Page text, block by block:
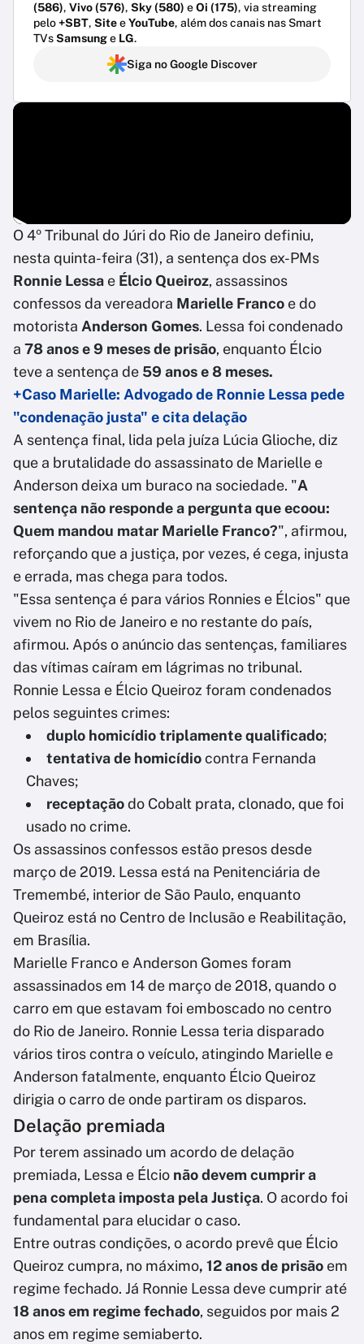
(586), Vivo (576), Sky (580) eOi (175), via streaming
pelo+SBT, SiteeYouTube, além dos canais nas Smart
TVsSamsunge LG.
Siga no Google Discover
O 4º Tribunal do Júri do Rio de Janeiro definiu,
nesta quinta-feira (31), a sentença dos ex-PMs
Ronnie Lessa e Élcio Queiroz, assassinos
confessos da vereadora Marielle Franco e do
motorista Anderson Gomes. Lessa foi condenado
a 78 anos e 9 meses de prisão, enquanto Élcio
teve a sentença de 59 anos e 8 meses.
+Caso Marielle: Advogado de Ronnie Lessa pede
"condenação justa" e cita delação
A sentença final, lida pela juíza Lúcia Glioche, diz
que a brutalidade do assassinato de Marielle e
Anderson deixa um buraco na sociedade. "A
sentença não responde a pergunta que ecoou:
Quem mandou matar Marielle Franco?", afirmou,
reforçando que a justiça, por vezes, é cega, injusta
e errada, mas chega para todos.
"Essa sentença é para vários Ronnies e Élcios" que
vivem no Rio de Janeiro e no restante do país,
afirmou. Após o anúncio das sentenças, familiares
das vítimas caíram em lágrimas no tribunal.
Ronnie Lessa e Élcio Queiroz foram condenados
pelos seguintes crimes:
duplo homicídio triplamente qualificado;
tentativa de homicídiocontra Fernanda
Chaves;
receptaçãodo Cobalt prata, clonado, que foi
usado no crime.
Os assassinos confessos estão presos desde
março de 2019. Lessa está na Penitenciária de
Tremembé, interior de São Paulo, enquanto
Queiroz está no Centro de Inclusão e Reabilitação,
em Brasília.
Marielle Franco e Anderson Gomes foram
assassinados em 14 de março de 2018, quando o
carro em que estavam foi emboscado no centro
do Rio de Janeiro. Ronnie Lessa teria disparado
vários tiros contra o veículo, atingindo Marielle e
Anderson fatalmente, enquanto Élcio Queiroz
dirigia o carro de onde partiram os disparos.
Delação premiada
Por terem assinado um acordo de delação
premiada, Lessa e Élcio não devem cumprir a
pena completa imposta pela Justiça. O acordo foi
fundamental para elucidar o caso.
Entre outras condições, o acordo prevê que Élcio
Queiroz cumpra, no máximo, 12 anos de prisão em
regime fechado. Já Ronnie Lessa deve cumprir até
18 anos em regime fechado, seguidos por mais 2
anos em regime semiaberto.